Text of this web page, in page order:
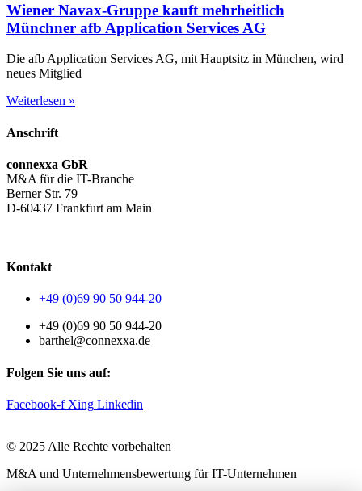
Wiener Navax-Gruppe kauft mehrheitlich
Münchner afb Application Services AG
Die afb Application Services AG, mit Hauptsitz in München, wird
neues Mitglied
Weiterlesen »
Anschrift
connexxa GbR
M&A für die IT-Branche
Berner Str. 79
D-60437 Frankfurt am Main
Kontakt
+49 (0)69 90 50 944-20
+49 (0)69 90 50 944-20
barthel@connexxa.de
Folgen Sie uns auf:
Facebook-f Xing Linkedin
© 2025 Alle Rechte vorbehalten
M&A und Unternehmensbewertung für IT-Unternehmen